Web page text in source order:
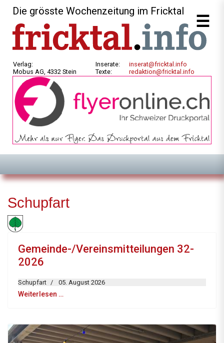
Die grösste Wochenzeitung im Fricktal
Verlag:
Mobus AG, 4332 Stein
Inserate:
Texte:
inserat@fricktal.info
redaktion@fricktal.info
Schupfart
Gemeinde-/Vereinsmitteilungen 32-
2026
Schupfart 05. August 2026
Weiterlesen …